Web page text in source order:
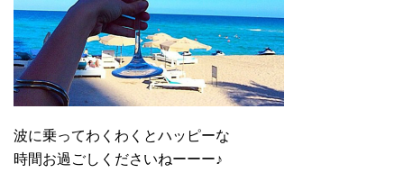
波に乗ってわくわくとハッピーな
時間お過ごしくださいねーーー♪